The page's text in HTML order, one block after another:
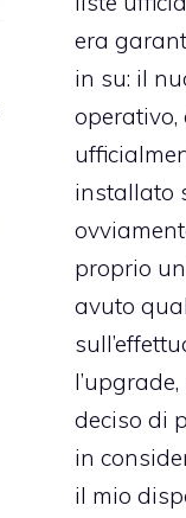
era
in su: il
operativo,
installato
proprio
avuto
deciso di
in
il mio